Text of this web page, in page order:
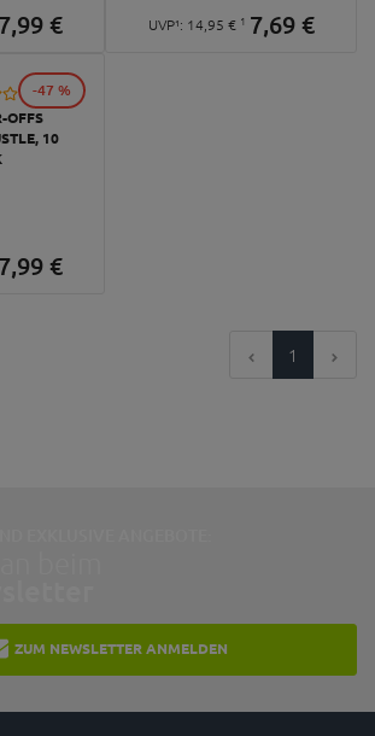
7,99 € UVP¹: 14, 95 € 1 7,69 €
OFFS
10
7,99 €
-47 %
1
ZUM NEWSLETTER ANMELDEN